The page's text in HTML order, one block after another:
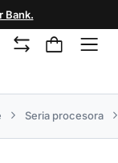
Bank.
Seria procesora